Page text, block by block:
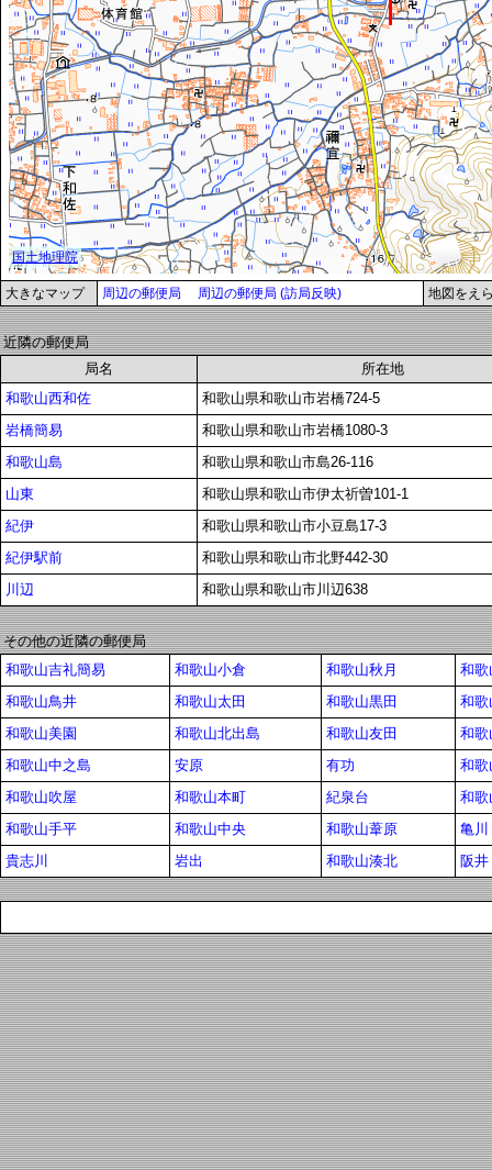
大きなマップ 周辺の郵便局 周辺の郵便局 (訪局反映) 地図をえ
近隣の郵便局
局名
所在地
和歌山西和佐
和歌山県和歌山市岩橋724-5
岩橋簡易
和歌山県和歌山市岩橋1080-3
和歌山島
和歌山県和歌山市島26-116
山東
和歌山県和歌山市伊太祈曽101-1
紀伊
和歌山県和歌山市小豆島17-3
紀伊駅前
和歌山県和歌山市北野442-30
川辺
和歌山県和歌山市川辺638
その他の近隣の郵便局
和歌山吉礼簡易
和歌山小倉 和歌山秋月
和歌
和歌山鳥井
和歌山太田 和歌山黒田
和歌
和歌山美園
和歌山北出島 和歌山友田
和歌
和歌山中之島
安原 有功
和歌
和歌山吹屋
和歌山本町 紀泉台
和歌
和歌山手平
和歌山中央 和歌山葦原
亀川
貴志川
岩出 和歌山湊北 阪井